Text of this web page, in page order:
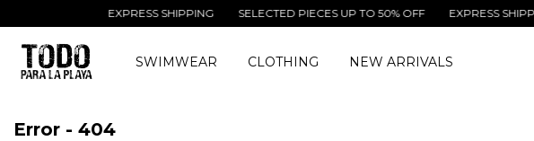
EXPRESS SHIPPING SELECTED PIECES UP TO 50% OFF EXPRESS SHIPPING
SWIMWEAR CLOTHING NEW ARRIVALS
Error - 404